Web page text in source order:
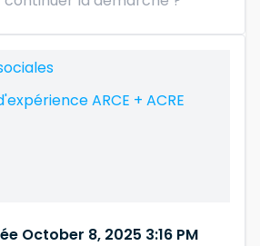
ARCE + ACRE
October 8, 2025 3:16 PM